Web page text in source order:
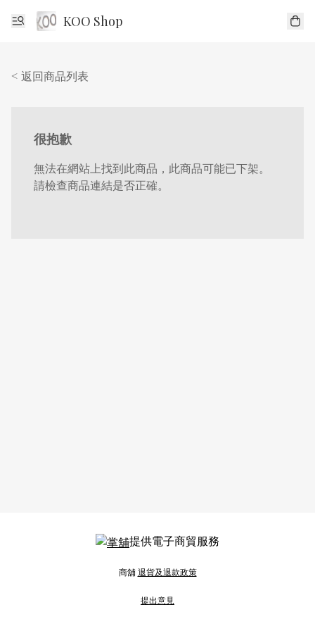
KOO Shop
< 返回商品列表
很抱歉
無法在網站上找到此商品，此商品可能已下架。
請檢查商品連結是否正確。
提供電子商貿服務
商舖退貨及退款政策
提出意見